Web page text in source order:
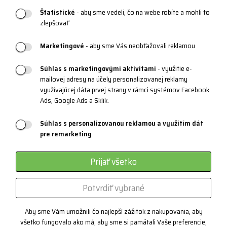
Aby sme Vám umožnili čo najlepší zážitok z nakupovania, aby
všetko fungovalo ako má, aby sme si pamätali Vaše preferencie,
Štatistické- aby sme vedeli, čo na webe robíte a mohli to
zlepšovať
Marketingové- aby sme Vás neobťažovali reklamou
Súhlas s marketingovými aktivitami- využitie e-
mailovej adresy na účely personalizovanej reklamy
využívajúcej dáta prvej strany v rámci systémov Facebook
Ads, Google Ads a Sklik.
Súhlas s personalizovanou reklamou a využitím dát
pre remarketing
Potvrdiť vybrané
Prijať všetko
Katalógy a logy
PRODUKTOVÁ PODPORA
Veľkostné tabuľky
Materiály a technológie
Športové okuliare
Certifikáty
Zákazková výroba